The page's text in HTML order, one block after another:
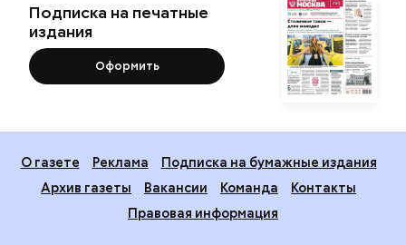
Подписка на печатные
издания
Оформить
О газете Реклама
Подписка на бумажные издания
Архив газеты
Вакансии Команда
Контакты
Правовая информация